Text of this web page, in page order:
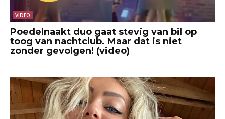
VIDEO
Poedelnaakt duo gaat stevig van bil op
toog van nachtclub. Maar dat is niet
zonder gevolgen! (video)